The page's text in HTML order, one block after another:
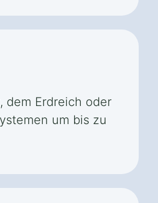
dem Erdreich oder
um bis zu